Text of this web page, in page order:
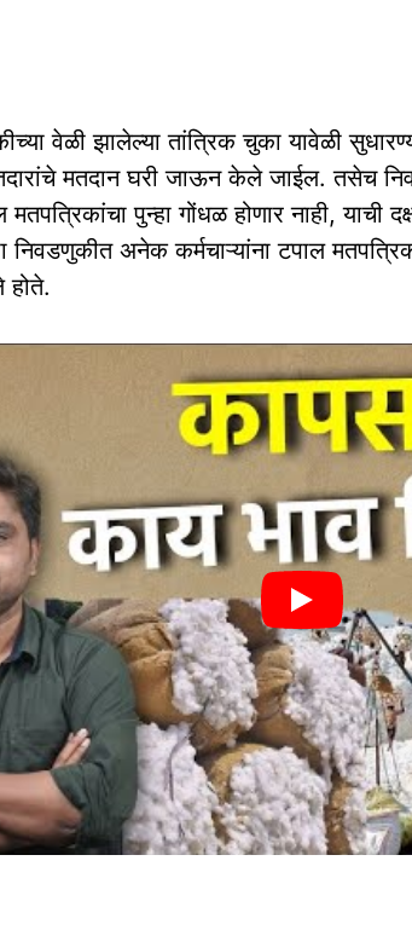
वेळी झालेल्या तांत्रिक चुका यावेळी
मतदान घरी जाऊन केले जाईल. तसेच
मतपत्रिकांचा पुन्हा गोंधळ होणार नाही, याची
अनेक कर्मचाऱ्यांना टपाल
होते.